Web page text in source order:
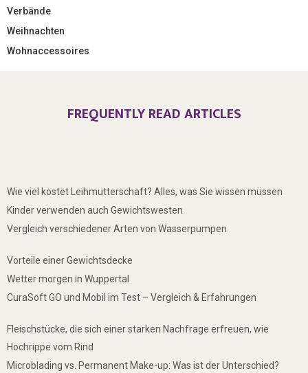
Verbände
Weihnachten
Wohnaccessoires
FREQUENTLY READ ARTICLES
Wie viel kostet Leihmutterschaft? Alles, was Sie wissen müssen
Kinder verwenden auch Gewichtswesten
Vergleich verschiedener Arten von Wasserpumpen
Vorteile einer Gewichtsdecke
Wetter morgen in Wuppertal
CuraSoft GO und Mobil im Test – Vergleich & Erfahrungen
Fleischstücke, die sich einer starken Nachfrage erfreuen, wie
Hochrippe vom Rind
Microblading vs. Permanent Make-up: Was ist der Unterschied?